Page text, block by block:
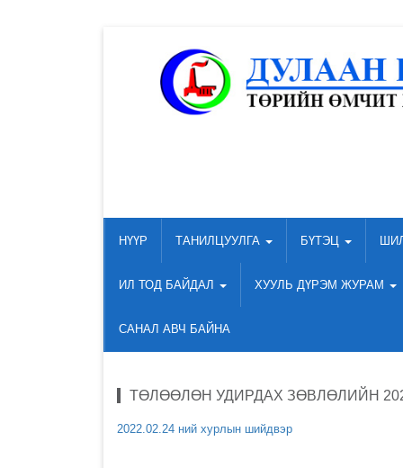
НҮҮР ТАНИЛЦУУЛГА БҮТЭЦ
ИЛ ТОД БАЙДАЛ ХУУЛЬ ДҮРЭМ ЖУРАМ
САНАЛ АВЧ БАЙНА
ТӨЛӨӨЛӨН УДИРДАХ ЗӨВЛӨЛИЙН
2022.02.24 ний хурлын шийдвэр